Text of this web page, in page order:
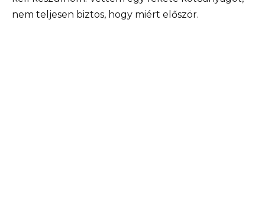
nem teljesen biztos, hogy miért először.